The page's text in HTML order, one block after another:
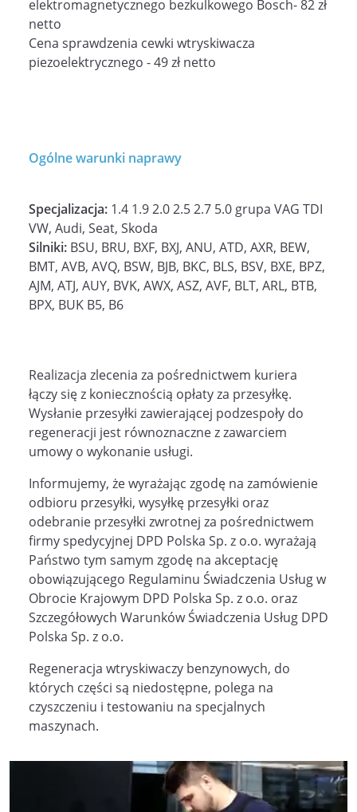
elektromagnetycznego bezkulkowego Bosch- 82 zł
netto
Cena sprawdzenia cewki wtryskiwacza
piezoelektrycznego - 49 zł netto
Ogólne warunki naprawy
Specjalizacja: 1.4 1.9 2.0 2.5 2.7 5.0 grupa VAG TDI
VW, Audi, Seat, Skoda
Silniki: BSU, BRU, BXF, BXJ, ANU, ATD, AXR, BEW,
BMT, AVB, AVQ, BSW, BJB, BKC, BLS, BSV, BXE, BPZ,
AJM, ATJ, AUY, BVK, AWX, ASZ, AVF, BLT, ARL, BTB,
BPX, BUK B5, B6
Realizacja zlecenia za pośrednictwem kuriera
łączy się z koniecznością opłaty za przesyłkę.
Wysłanie przesyłki zawierającej podzespoły do
regeneracji jest równoznaczne z zawarciem
umowy o wykonanie usługi.
Informujemy, że wyrażając zgodę na zamówienie
odbioru przesyłki, wysyłkę przesyłki oraz
odebranie przesyłki zwrotnej za pośrednictwem
firmy spedycyjnej DPD Polska Sp. z o.o. wyrażają
Państwo tym samym zgodę na akceptację
obowiązującego Regulaminu Świadczenia Usług w
Obrocie Krajowym DPD Polska Sp. z o.o. oraz
Szczegółowych Warunków Świadczenia Usług DPD
Polska Sp. z o.o.
Regeneracja wtryskiwaczy benzynowych, do
których części są niedostępne, polega na
czyszczeniu i testowaniu na specjalnych
maszynach.